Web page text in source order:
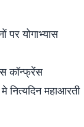
योगाभ्यास
कॉन्फ्रेंस
महाआरती